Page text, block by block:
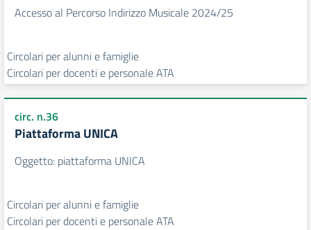
Accesso al Percorso Indirizzo Musicale 2024/25
Circolari per alunni e famiglie
Circolari per docenti e personale ATA
circ. n.36
Piattaforma UNICA
Oggetto: piattaforma UNICA
Circolari per alunni e famiglie
Circolari per docenti e personale ATA